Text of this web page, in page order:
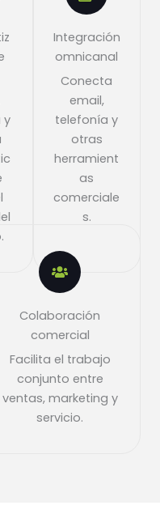
y
Integración
omnicanal
Conecta
email,
telefonía y
otras
herramient
as
comerciale
s.
Colaboración
comercial
Facilita el trabajo
conjunto entre
ventas, marketing y
servicio.